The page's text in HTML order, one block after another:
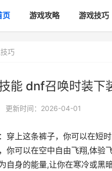
页 游戏攻略 游戏技巧
巧
能 dnf召唤时装下
更新时间：2026-04-01
穿上这条裤子，你可以在短
你可以在空中自由飞翔,体验
自身的能量,让你在寒冷或黑